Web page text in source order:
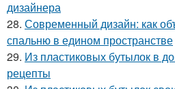
дизайнера
28. Современный дизайн: как
спальню в едином пространстве
29. Из пластиковых бутылок в
рецепты